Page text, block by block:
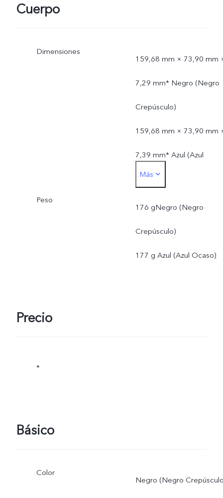
Cuerpo
Dimensiones
159,68 mm × 73,90 mm
7,29 mm* Negro (Negro
Crepúsculo)
159,68 mm × 73,90 mm
7,39 mm* Azul (Azul
Ocaso)
Más
Peso
176 gNegro (Negro
Crepúsculo)
177 g Azul (Azul Ocaso)
Precio
*
Básico
Color
Negro (Negro